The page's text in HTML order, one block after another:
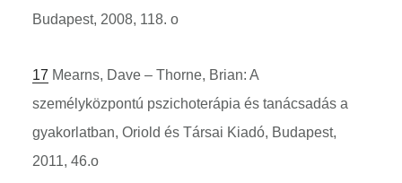
Budapest, 2008, 118. o
17 Mearns, Dave – Thorne, Brian: A
személyközpontú pszichoterápia és tanácsadás a
gyakorlatban, Oriold és Társai Kiadó, Budapest,
2011, 46.o